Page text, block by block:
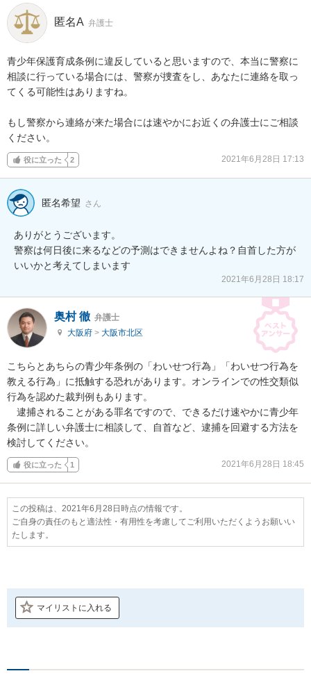
匿名A 弁護士
青少年保護育成条例に違反していると思いますので、本当に警察に
相談に行っている場合には、警察が捜査をし、あなたに連絡を取っ
てくる可能性はありますね。
もし警察から連絡が来た場合には速やかにお近くの弁護士にご相談
ください。
役に立った 2 2021年6月28日 17:13
匿名希望 さん
ありがとうございます。
警察は何日後に来るなどの予測はできませんよね？自首した方が
いいかと考えてしまいます
2021年6月28日 18:17
奥村 徹 弁護士
大阪府 > 大阪市北区
こちらとあちらの青少年条例の「わいせつ行為」「わいせつ行為を
教える行為」に抵触する恐れがあります。オンラインでの性交類似
行為を認めた裁判例もあります。
逮捕されることがある罪名ですので、できるだけ速やかに青少年
条例に詳しい弁護士に相談して、自首など、逮捕を回避する方法を
検討してください。
役に立った 1 2021年6月28日 18:45
この投稿は、2021年6月28日時点の情報です。
ご自身の責任のもと適法性・有用性を考慮してご利用いただくようお願いい
たします。
マイリストに入れる